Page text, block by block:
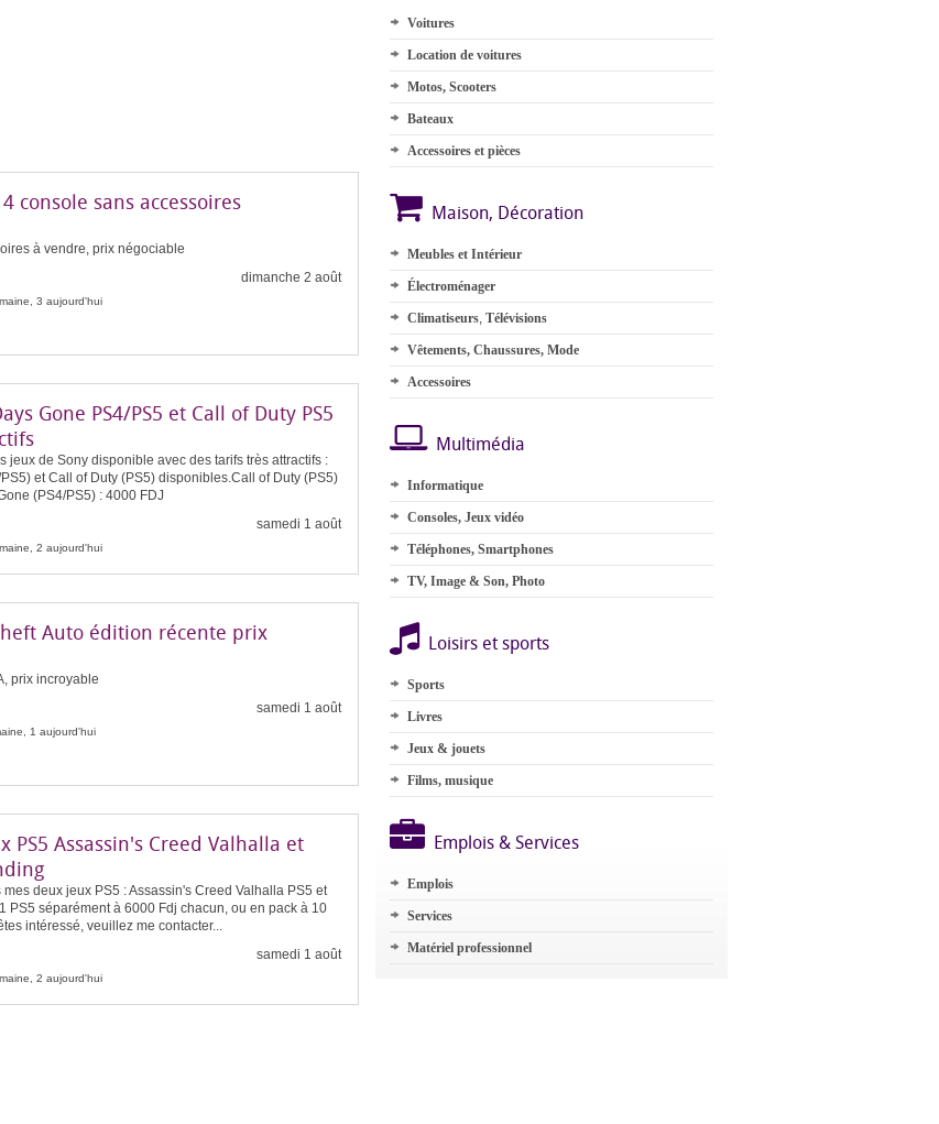
console sans accessoires
à vendre, prix négociable
dimanche 2 août
3 aujourd'hui
Gone PS4/PS5 et Call of Duty PS5
jeux de Sony disponible avec des tarifs très attractifs :
et Call of Duty (PS5) disponibles.Call of Duty (PS5)
(PS4/PS5) : 4000 FDJ
samedi 1 août
2 aujourd'hui
Auto édition récente prix
prix incroyable
samedi 1 août
1 aujourd'hui
PS5 Assassin's Creed Valhalla et
mes deux jeux PS5 : Assassin's Creed Valhalla PS5 et
PS5 séparément à 6000 Fdj chacun, ou en pack à 10
intéressé, veuillez me contacter...
samedi 1 août
2 aujourd'hui
Voitures
Location de voitures
Motos, Scooters
Bateaux
Accessoires et pièces
Maison, Décoration
Meubles et Intérieur
Électroménager
Climatiseurs, Télévisions
Vêtements, Chaussures, Mode
Accessoires
Multimédia
Informatique
Consoles, Jeux vidéo
Téléphones, Smartphones
TV, Image & Son, Photo
Loisirs et sports
Sports
Livres
Jeux & jouets
Films, musique
Emplois & Services
Emplois
Services
Matériel professionnel